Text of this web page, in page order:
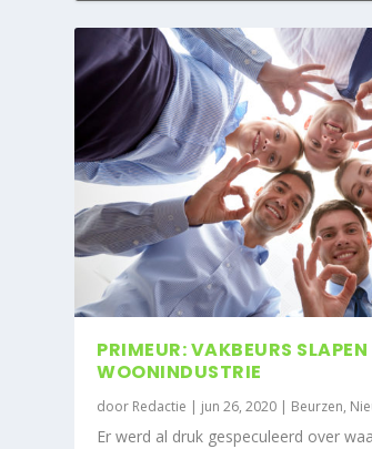
PRIMEUR: VAKBEURS
WOONINDUSTRIE
door Redactie | jun 26, 2020 | Beurzen,
Er werd al druk gespeculeerd over